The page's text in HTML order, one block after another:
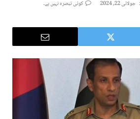
جولائی 22, 2024
کوئی تبصرہ نہیں ہے۔